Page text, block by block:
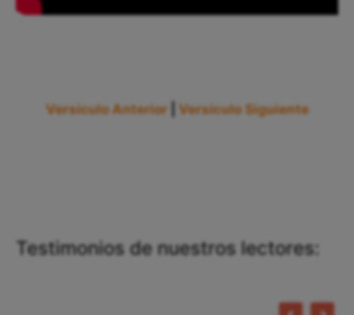
Versículo Anterior Versículo Siguiente
Testimonios de nuestros lectores: